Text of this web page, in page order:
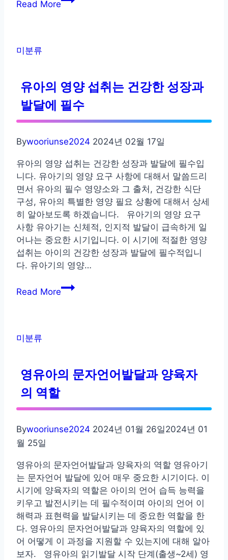
Read More
미분류
유아의 영양 섭취는 건강한 성장과
발달에 필수
Bywooriunse2024 2024년 02월 17일
유아의 영양 섭취는 건강한 성장과 발달에 필수입
니다. 유아기의 영양 요구 사항에 대해서 말씀드리
면서 유아의 필수 영양소와 그 출처, 건강한 식단
구성, 유아의 특별한 영양 필요 상황에 대해서 상세
히 알아보도록 하겠습니다. 유아기의 영양 요구
사항 유아기는 신체적, 인지적 발달이 급속하게 일
어나는 중요한 시기입니다. 이 시기에 적절한 영양
섭취는 아이의 건강한 성장과 발달에 필수적입니
다. 유아기의 영양…
Read More
유
는
한
성
발
달
에
필
수
미분류
영유아의 문자언어발달과 양육자
의 역할
Bywooriunse2024 2024년 01월 26일2024년 01
월 25일
영유아의 문자언어발달과 양육자의 역할 영유아기
는 문자언어 발달에 있어 매우 중요한 시기이다. 이
시기에 양육자의 역할은 아이의 언어 습득 능력을
키우고 발전시키는 데 필수적이며 아이의 언어 이
해력과 표현력을 발달시키는 데 중요한 역할을 한
다. 영유아의 문자언어발달과 양육자의 역할에 있
어 어떻게 이 과정을 지원할 수 있는지에 대해 알아
보자. 영유아의 읽기발달 시작 단계(출생~2세) 영